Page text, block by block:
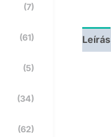
(7)
(61)
(5)
(34)
(62)
Leírás